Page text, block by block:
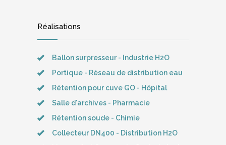
Réalisations
Ballon surpresseur - Industrie H2O
Portique - Réseau de distribution eau
Rétention pour cuve GO - Hôpital
Salle d'archives - Pharmacie
Rétention soude - Chimie
Collecteur DN400 - Distribution H2O